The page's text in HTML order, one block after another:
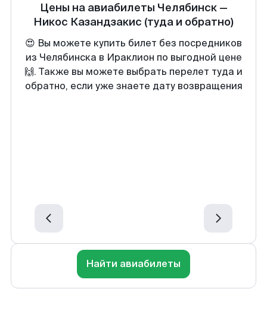
Цены на авиабилеты Челябинск—
Никос Казандзакис (туда и обратно)
😍 Вы можете купить билет без посредников
из Челябинска в Ираклион по выгодной цене
🙌. Также вы можете выбрать перелет туда и
обратно, если уже знаете дату возвращения
Найти авиабилеты